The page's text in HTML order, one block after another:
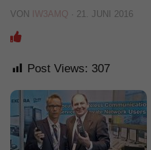
VON IW3AMQ · 21. JUNI 2016
Post Views: 307